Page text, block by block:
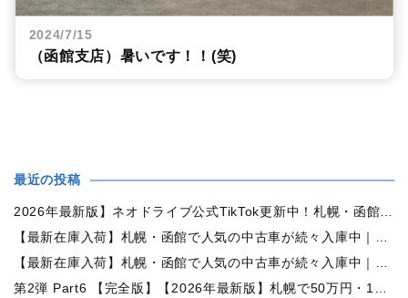
2024/7/15
（函館支店）暑いです！！(笑)
最近の投稿
2026年最新版】ネオドライブ公式TikTok更新中！札幌・函館の中古車情報を動画で発信
【最新在庫入荷】札幌・函館で人気の中古車が続々入庫中｜早い者勝ち！【日産 ルークス660X 4WD】
【最新在庫入荷】札幌・函館で人気の中古車が続々入庫中｜早い者勝ち！【ダイハツ ムーヴコンテ660L 4WD】
第2弾 Part6 【完全版】【2026年最新版】札幌で50万円・100万円・150万円ならどんな中古車が買える？予算別中古車選び完全ガイド